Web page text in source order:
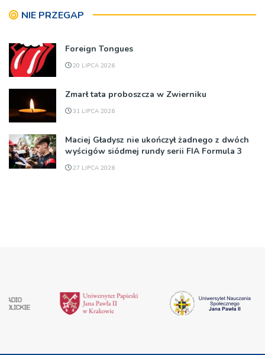
NIE PRZEGAP
Foreign Tongues
20 LIPCA 2026
Zmarł tata proboszcza w Zwierniku
31 LIPCA 2026
Maciej Gładysz nie ukończył żadnego z dwóch
wyścigów siódmej rundy serii FIA Formula 3
27 LIPCA 2026